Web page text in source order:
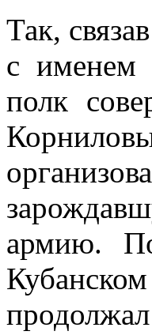
Так,
с именем
полк
армию.